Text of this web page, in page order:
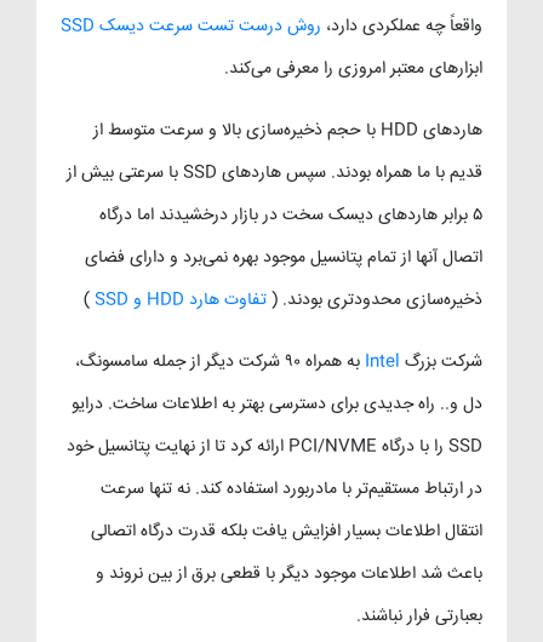
واقعاً چه عملکردی دارد، روش درست تست سرعت دیسک SSD
ابزارهای معتبر امروزی را معرفی می‌کند.
هاردهای HDD با حجم ذخیره‌سازی بالا و سرعت متوسط از
قدیم با ما همراه بودند. سپس هاردهای SSD با سرعتی بیش از
۵ برابر هاردهای دیسک سخت در بازار درخشیدند اما درگاه
اتصال آنها از تمام پتانسیل موجود بهره نمی‌برد و دارای فضای
ذخیره‌سازی محدودتری بودند. (تفاوت هارد HDD و SSD )
شرکت بزرگ Intel
به همراه ۹۰ شرکت دیگر از جمله سامسونگ،
دل و.. راه جدیدی برای دسترسی بهتر به اطلاعات ساخت. درایو
SSD را با درگاه PCI/NVME ارائه کرد تا از نهایت پتانسیل خود
در ارتباط مستقیم‌تر با مادربورد استفاده کند. نه تنها سرعت
انتقال اطلاعات بسیار افزایش یافت بلکه قدرت درگاه اتصالی
باعث شد اطلاعات موجود دیگر با قطعی برق از بین نروند و
بعبارتی فرار نباشند.